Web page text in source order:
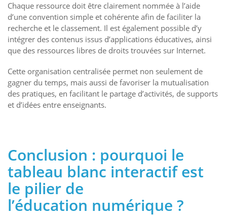
Chaque ressource doit être clairement nommée à l’aide
d’une convention simple et cohérente afin de faciliter la
recherche et le classement. Il est également possible d’y
intégrer des contenus issus d’applications éducatives, ainsi
que des ressources libres de droits trouvées sur Internet.
Cette organisation centralisée permet non seulement de
gagner du temps, mais aussi de favoriser la mutualisation
des pratiques, en facilitant le partage d’activités, de supports
et d’idées entre enseignants.
Conclusion : pourquoi le
tableau blanc interactifest
le pilier de
l’éducation numérique ?